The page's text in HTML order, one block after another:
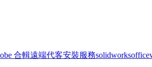
合輯遠端代客安裝服務solidworksoffice